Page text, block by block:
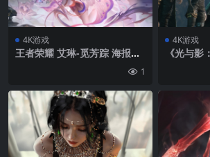
4K游戏
王者荣耀 艾琳-觅芳踪 海报原
1
4K游戏
《光与影